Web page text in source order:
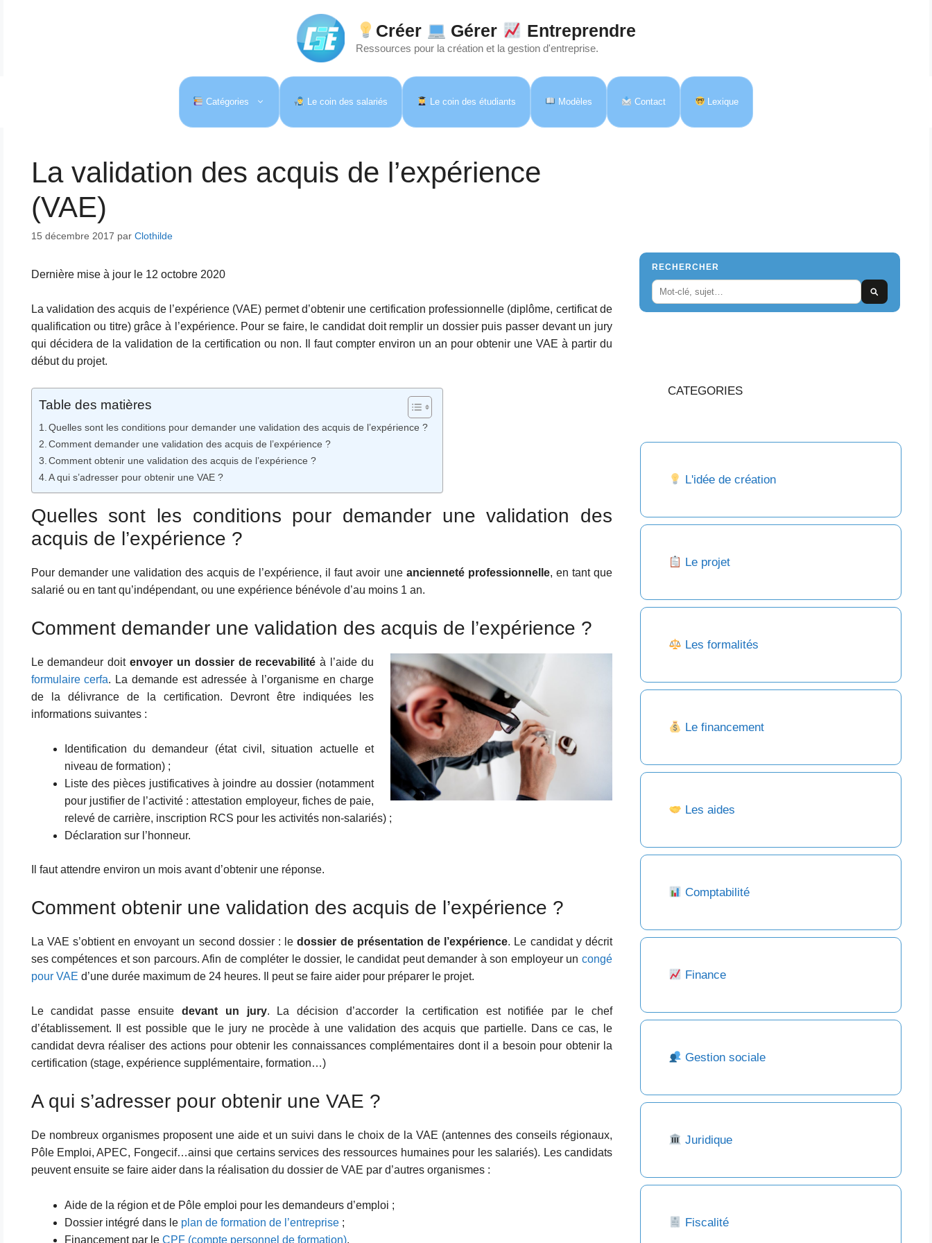
Créer Gérer Entreprendre
Ressources pour la création et la gestion d'entreprise.
Catégories Le coin des salariés Le coin des étudiants Modèles Contact Lexique
La validation des acquis de l’expérience
(VAE)
15 décembre 2017 par Clothilde
Dernière mise à jour le 12 octobre 2020
La validation des acquis de l’expérience (VAE) permet d’obtenir une certification professionnelle (diplôme, certificat de
qualification ou titre) grâce à l’expérience. Pour se faire, le candidat doit remplir un dossier puis passer devant un jury
qui décidera de la validation de la certification ou non. Il faut compter environ un an pour obtenir une VAE à partir du
début du projet.
Table des matières
Quelles sont les conditions pour demander une validation des acquis de l’expérience ?
Comment demander une validation des acquis de l’expérience ?
Comment obtenir une validation des acquis de l’expérience ?
A qui s’adresser pour obtenir une VAE ?
Quelles sont les conditions pour demander une validation des
acquis de l’expérience ?
Pour demander une validation des acquis de l’expérience, il faut avoir une ancienneté professionnelle, en tant que
salarié ou en tant qu’indépendant, ou une expérience bénévole d’au moins 1 an.
Comment demander une validation des acquis de l’expérience ?
Le demandeur doitenvoyer un dossier de recevabilité à l’aide du
formulaire cerfa. La demande est adressée à l’organisme en charge
de la délivrance de la certification. Devront être indiquées les
informations suivantes :
Identification du demandeur (état civil, situation actuelle et
niveau de formation) ;
Liste des pièces justificatives à joindre au dossier (notamment
pour justifier de l’activité : attestation employeur, fiches de paie,
relevé de carrière, inscription RCS pour les activités non-salariés) ;
Déclaration sur l’honneur.
Il faut attendre environ un mois avant d’obtenir une réponse.
Comment obtenir une validation des acquis de l’expérience ?
La VAE s’obtient en envoyant un second dossier : ledossier de présentation de l’expérience. Le candidat y décrit
ses compétences et son parcours. Afin de compléter le dossier, le candidat peut demander à son employeur un congé
pour VAE d’une durée maximum de 24 heures. Il peut se faire aider pour préparer le projet.
Le candidat passe ensuite devant un jury. La décision d’accorder la certification est notifiée par le chef
d’établissement. Il est possible que le jury ne procède à une validation des acquis que partielle. Dans ce cas, le
candidat devra réaliser des actions pour obtenir les connaissances complémentaires dont il a besoin pour obtenir la
certification (stage, expérience supplémentaire, formation…)
A qui s’adresser pour obtenir une VAE ?
De nombreux organismes proposent une aide et un suivi dans le choix de la VAE (antennes des conseils régionaux,
Pôle Emploi, APEC, Fongecif…ainsi que certains services des ressources humaines pour les salariés). Les candidats
peuvent ensuite se faire aider dans la réalisation du dossier de VAE par d’autres organismes :
Aide de la région et de Pôle emploi pour les demandeurs d’emploi ;
Dossier intégré dans le plan de formation de l’entreprise;
Financement par le CPF (compte personnel de formation).
RECHERCHER
CATEGORIES
L'idée de création
Le projet
Les formalités
Le financement
Les aides
Comptabilité
Finance
Gestion sociale
Juridique
Fiscalité